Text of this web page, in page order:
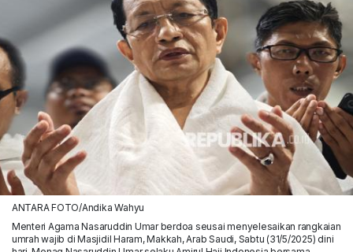
ANTARA FOTO/Andika Wahyu
Menteri Agama Nasaruddin Umar berdoa seusai menyelesaikan rangkaian
umrah wajib di Masjidil Haram, Makkah, Arab Saudi, Sabtu (31/5/2025) dini